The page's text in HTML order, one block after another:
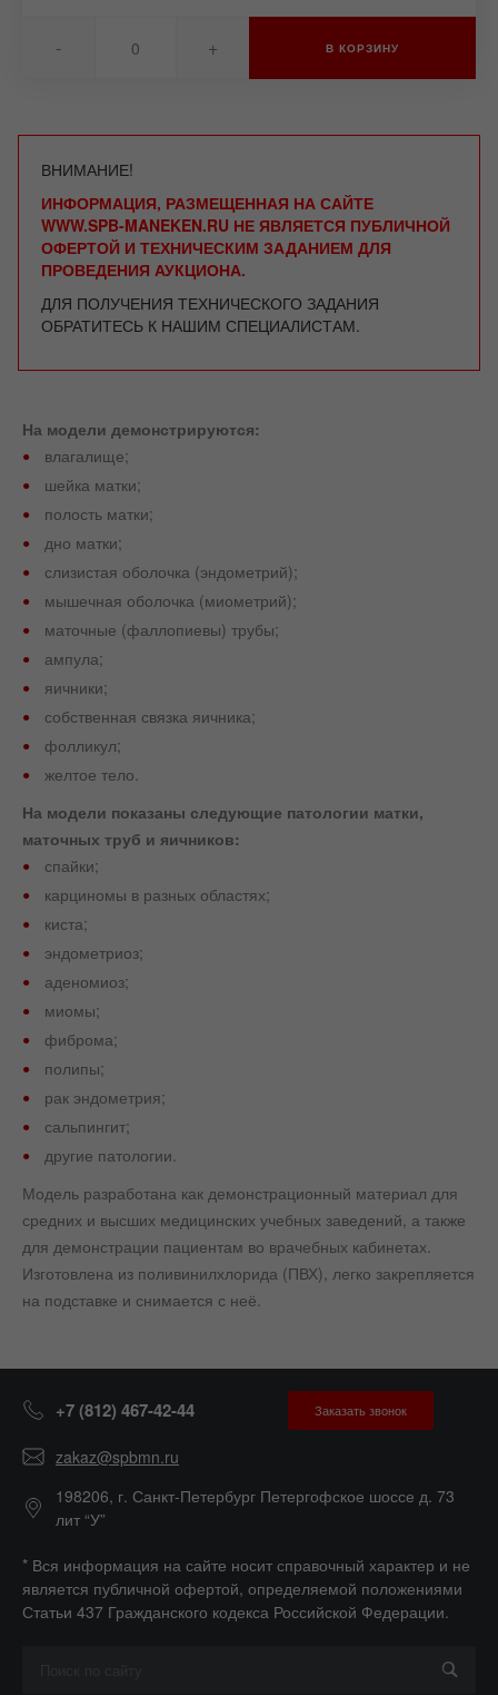
- + В КОРЗИНУ
ВНИМАНИЕ!
ИНФОРМАЦИЯ, РАЗМЕЩЕННАЯ НА САЙТЕ
WWW.SPB-MANEKEN.RU НЕ ЯВЛЯЕТСЯ ПУБЛИЧНОЙ
ОФЕРТОЙ И ТЕХНИЧЕСКИМ ЗАДАНИЕМ ДЛЯ
ПРОВЕДЕНИЯ АУКЦИОНА.
ДЛЯ ПОЛУЧЕНИЯ ТЕХНИЧЕСКОГО ЗАДАНИЯ
ОБРАТИТЕСЬ К НАШИМ СПЕЦИАЛИСТАМ.
На модели демонстрируются:
влагалище;
шейка матки;
полость матки;
дно матки;
слизистая оболочка (эндометрий);
мышечная оболочка (миометрий);
маточные (фаллопиевы) трубы;
ампула;
яичники;
собственная связка яичника;
фолликул;
желтое тело.
На модели показаны следующие патологии матки,
маточных труб и яичников:
спайки;
карциномы в разных областях;
киста;
эндометриоз;
аденомиоз;
миомы;
фиброма;
полипы;
рак эндометрия;
сальпингит;
другие патологии.
Модель разработана как демонстрационный материал для
средних и высших медицинских учебных заведений, а также
для демонстрации пациентам во врачебных кабинетах.
Изготовлена из поливинилхлорида (ПВХ), легко закрепляется
на подставке и снимается с неё.
+7 (812) 467-42-44 Заказать звонок
zakaz@spbmn.ru
198206, г. Санкт-Петербург Петергофское шоссе д. 73
лит “У”
* Вся информация на сайте носит справочный характер и не
является публичной офертой, определяемой положениями
Статьи 437 Гражданского кодекса Российской Федерации.